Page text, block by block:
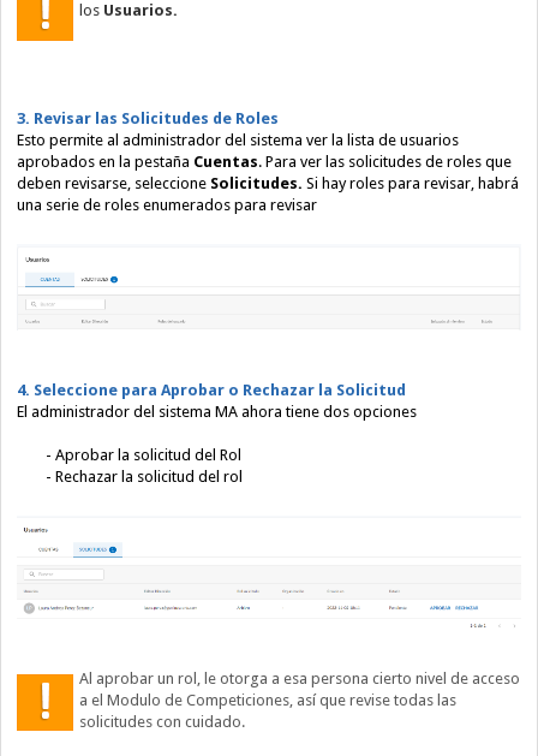
los Usuarios.
3. Revisar las Solicitudes de Roles
Esto permite al administrador del sistema ver la lista de usuarios
aprobados en la pestaña Cuentas. Para ver las solicitudes de roles que
deben revisarse, seleccione Solicitudes. Si hay roles para revisar, habrá
una serie de roles enumerados para revisar
4. Seleccione para Aprobar o Rechazar la Solicitud
El administrador del sistema MA ahora tiene dos opciones
- Aprobar la solicitud del Rol
- Rechazar la solicitud del rol
Al aprobar un rol, le otorga a esa persona cierto nivel de acceso
a el Modulo de Competiciones, así que revise todas las
solicitudes con cuidado.